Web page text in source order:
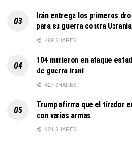
Irán entrega los primeros
para su guerra contra Ucrania
469 SHARES
104 murieron en ataque
de guerra iraní
427 SHARES
Trump afirma que el tirador
con varias armas
421 SHARES